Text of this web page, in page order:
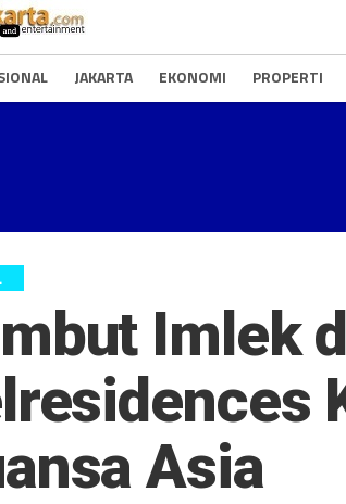
JAKARTA EKONOMI PROPERTI
Imlek
Asia